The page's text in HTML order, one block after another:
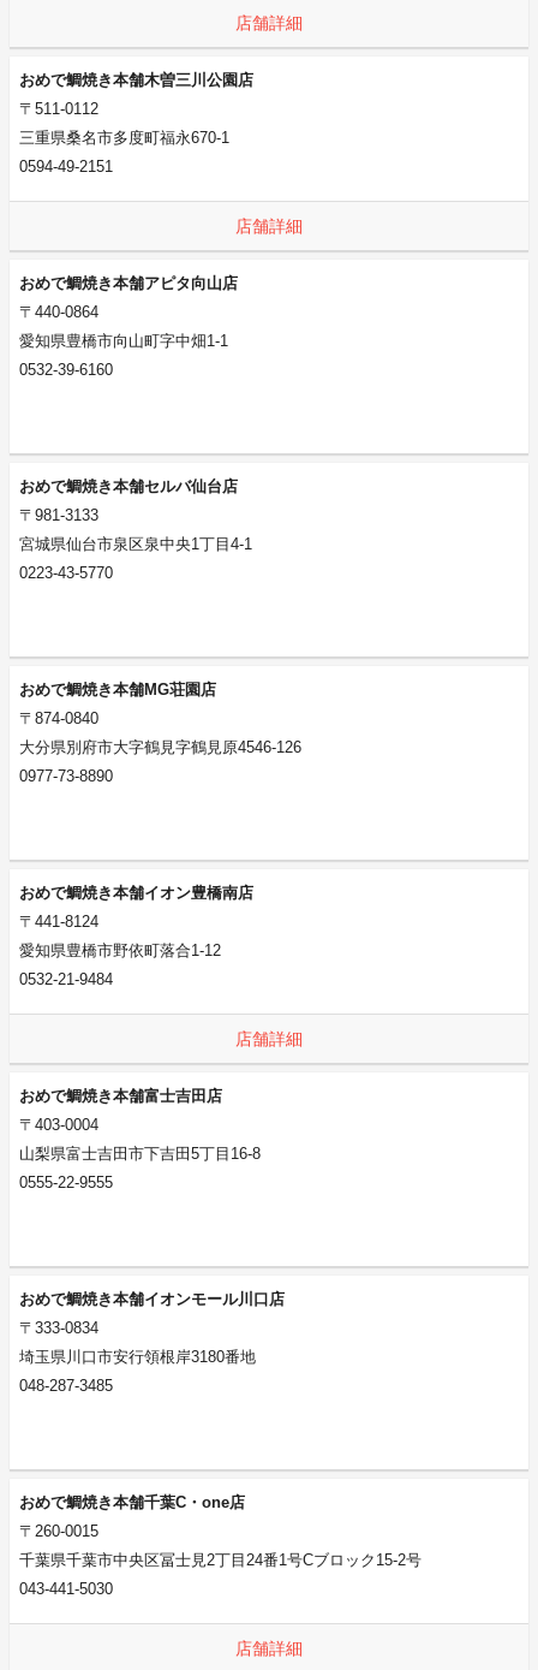
店舗詳細
おめで鯛焼き本舗木曽三川公園店
〒511-0112
三重県桑名市多度町福永670-1
0594-49-2151
店舗詳細
おめで鯛焼き本舗アピタ向山店
〒440-0864
愛知県豊橋市向山町字中畑1-1
0532-39-6160
おめで鯛焼き本舗セルバ仙台店
〒981-3133
宮城県仙台市泉区泉中央1丁目4-1
0223-43-5770
おめで鯛焼き本舗MG荘園店
〒874-0840
大分県別府市大字鶴見字鶴見原4546-126
0977-73-8890
おめで鯛焼き本舗イオン豊橋南店
〒441-8124
愛知県豊橋市野依町落合1-12
0532-21-9484
店舗詳細
おめで鯛焼き本舗富士吉田店
〒403-0004
山梨県富士吉田市下吉田5丁目16-8
0555-22-9555
おめで鯛焼き本舗イオンモール川口店
〒333-0834
埼玉県川口市安行領根岸3180番地
048-287-3485
おめで鯛焼き本舗千葉C・one店
〒260-0015
千葉県千葉市中央区冨士見2丁目24番1号Cブロック15-2号
043-441-5030
店舗詳細